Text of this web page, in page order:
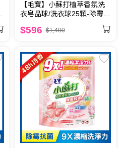
【毛寶】小蘇打植萃香氛洗
衣皂晶球/洗衣球25顆-除霉抗
$596 $1,400